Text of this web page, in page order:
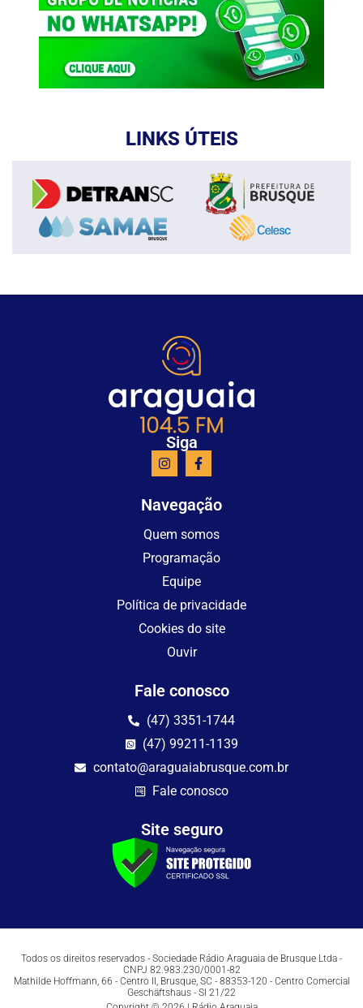
LINKS ÚTEIS
Siga
Navegação
Quem somos
Programação
Equipe
Política de privacidade
Cookies do site
Ouvir
Fale conosco
(47) 3351-1744
(47) 99211-1139
contato@araguaiabrusque.com.br
Fale conosco
Site seguro
Todos os direitos reservados - Sociedade Rádio Araguaia de Brusque Ltda -
CNPJ 82.983.230/0001-82
Mathilde Hoffmann, 66 - Centro II, Brusque, SC - 88353-120 - Centro Comercial
Geschäftshaus - Sl 21/22